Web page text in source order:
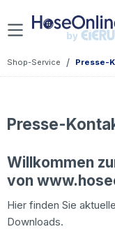
Zum Hauptinhalt
Shop-Service / Presse-
Presse-
Willkommen
von
Hier finden Sie
Downloads.